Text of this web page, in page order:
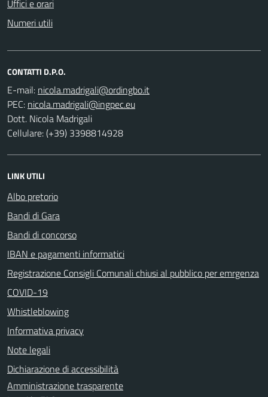
Uffici e orari
Numeri utili
CONTATTI D.P.O.
E-mail:
PEC:
Dott. Nicola Madrigali
Cellulare: (+39) 3398814928
LINK UTILI
Albo pretorio
Bandi di Gara
Bandi di concorso
IBAN e pagamenti informatici
Registrazione Consigli Comunali chiusi al pubblico per emrgenza
COVID-19
Whistleblowing
Informativa privacy
Note legali
Dichiarazione di accessibilità
Amministrazione trasparente